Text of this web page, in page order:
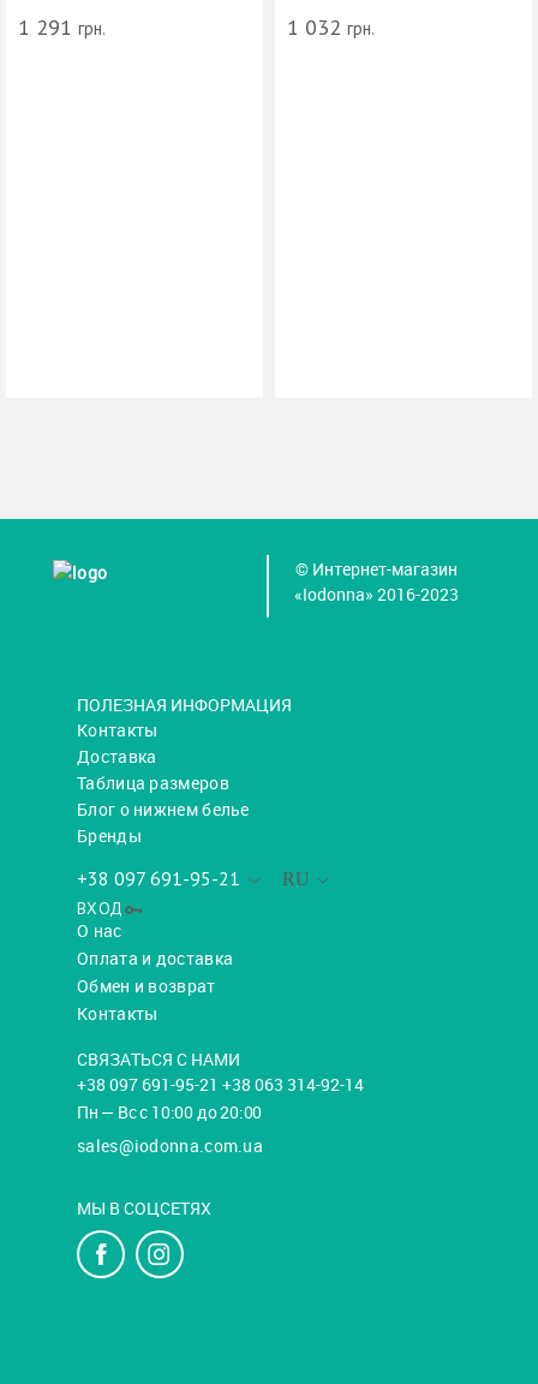
1 291 грн. 1 032 грн.
© Интернет-магазин
«Iodonna» 2016-2023
ПОЛЕЗНАЯ ИНФОРМАЦИЯ
Контакты
Доставка
Таблица размеров
Блог о нижнем белье
Бренды
RU
+38 097 691-95-21
ВХОД
О нас
Оплата и доставка
Обмен и возврат
Контакты
СВЯЗАТЬСЯ С НАМИ
+38 097 691-95-21 +38 063 314-92-14
Пн — Вс с 10:00 до 20:00
sales@iodonna.com.ua
МЫ В СОЦСЕТЯХ